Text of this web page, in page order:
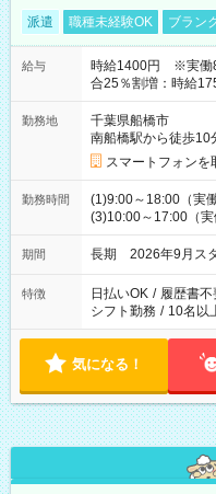
派遣 職種未経験OK ブラン
給与
時給1400円 ※実働8
合25％割増：時給
勤務地
千葉県船橋市
南船橋駅から徒歩10
スマートフォンを
勤務時間
(1)9:00～18:00（実
(3)10:00～17:00（
期間 長期 2026年9月ス
特徴 日払いOK / 履歴書不
シフト勤務 / 10名以
気になる！